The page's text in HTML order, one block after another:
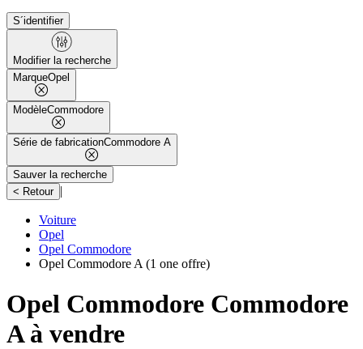
S´identifier
Modifier la recherche
MarqueOpel
ModèleCommodore
Série de fabricationCommodore A
Sauver la recherche
< Retour |
Voiture
Opel
Opel Commodore
Opel Commodore A (1 one offre)
Opel Commodore Commodore
A à vendre